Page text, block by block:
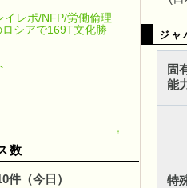
イレポ/NFP/労働倫理
シアで169T文化勝
↑
数
件（今日）
ジャ
固
能
特